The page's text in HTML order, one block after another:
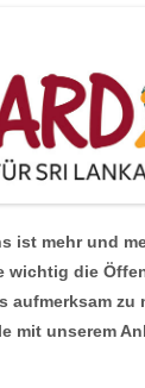
ist mehr und
wichtig die
aufmerksam zu
mit unserem